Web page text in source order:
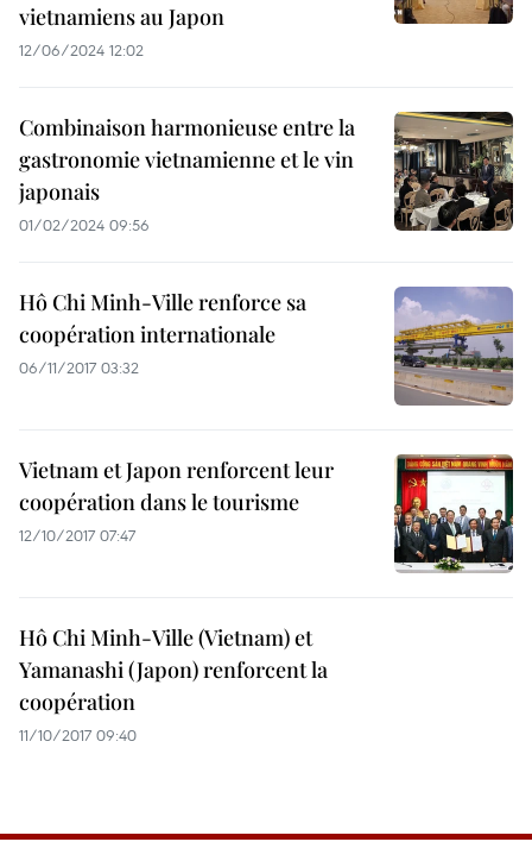
vietnamiens au Japon
12/06/2024 12:02
Combinaison harmonieuse entre la
gastronomie vietnamienne et le vin
japonais
01/02/2024 09:56
Hô Chi Minh-Ville renforce sa
coopération internationale
06/11/2017 03:32
Vietnam et Japon renforcent leur
coopération dans le tourisme
12/10/2017 07:47
Hô Chi Minh-Ville (Vietnam) et
Yamanashi (Japon) renforcent la
coopération
11/10/2017 09:40